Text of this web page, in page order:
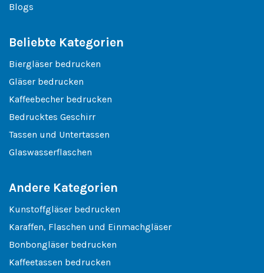
Blogs
Beliebte Kategorien
Biergläser bedrucken
Gläser bedrucken
Kaffeebecher bedrucken
Bedrucktes Geschirr
Tassen und Untertassen
Glaswasserflaschen
Andere Kategorien
Kunstoffgläser bedrucken
Karaffen, Flaschen und Einmachgläser
Bonbongläser bedrucken
Kaffeetassen bedrucken